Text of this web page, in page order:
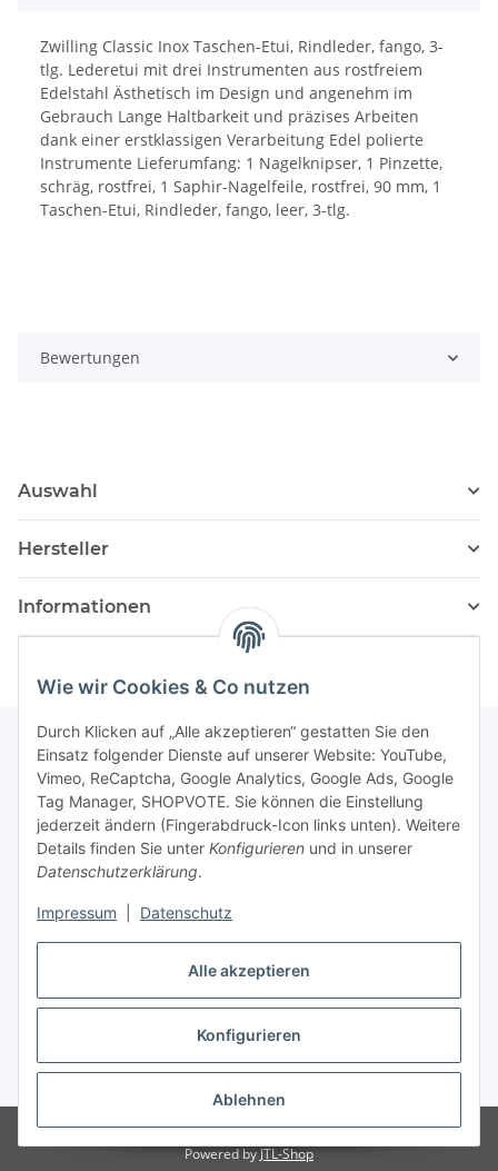
Alle akzeptieren
Konfigurieren
Ablehnen
Wie wir Cookies & Co nutzen
Durch Klicken auf „Alle akzeptieren“ gestatten Sie den
Einsatz folgender Dienste auf unserer Website: YouTube,
Vimeo, ReCaptcha, Google Analytics, Google Ads, Google
Tag Manager, SHOPVOTE. Sie können die Einstellung
jederzeit ändern (Fingerabdruck-Icon links unten). Weitere
Details finden Sie unter Konfigurieren und in unserer
Datenschutzerklärung.
Impressum Datenschutz
Zwilling Classic Inox Taschen-Etui, Rindleder, fango, 3-
tlg. Lederetui mit drei Instrumenten aus rostfreiem
Edelstahl Ästhetisch im Design und angenehm im
Gebrauch Lange Haltbarkeit und präzises Arbeiten
dank einer erstklassigen Verarbeitung Edel polierte
Instrumente Lieferumfang: 1 Nagelknipser, 1 Pinzette,
schräg, rostfrei, 1 Saphir-Nagelfeile, rostfrei, 90 mm, 1
Taschen-Etui, Rindleder, fango, leer, 3-tlg.
Bewertungen
Auswahl
Hersteller
Informationen
Newsletter Abonnieren
Bitte senden Sie mir entsprechend Ihrer
Datenschutzerklärung
regelmäßig und jederzeit widerruflich
Informationen zu Ihrem Produktsortiment per E-Mail zu.
Abonnieren
Newsletter Abonnieren
Vertrag widerrufen
* Alle Preise inkl. gesetzlicher USt., zzgl.Versand
© Matthias Herlitzius
Powered byJTL-Shop